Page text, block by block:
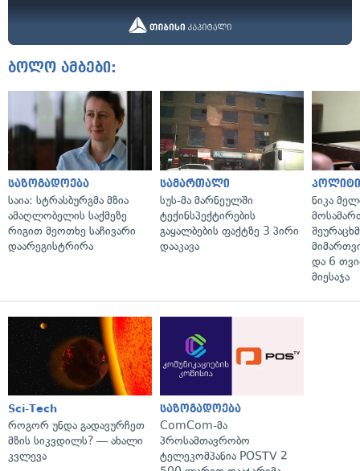
ბოლო ამბები:
საზოგადოება
საია: სტრასბურგმა მზია
ამაღლობელის საქმეზე
რიგით მეოთხე საჩივარი
დაარეგისტრირა
სამართალი
სუს-მა მარნეულში
ტექინსპექტირების
გაყალბების ფაქტზე 3 პირი
დააკავა
ნიკა
და 6
მიესაჯა
Sci-Tech
როგორ უნდა გადავურჩეთ
მზის სიკვდილს? — ახალი
კვლევა
საზოგადოება
ComCom-მა
პროსამთავრობო
ტელეკომპანია POSTV 2